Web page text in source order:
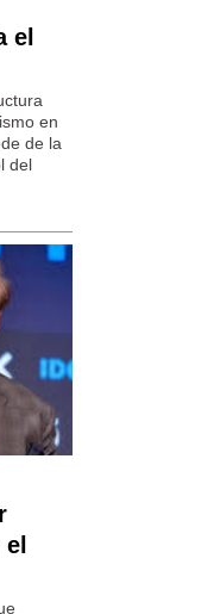
el
en
de la
del
el